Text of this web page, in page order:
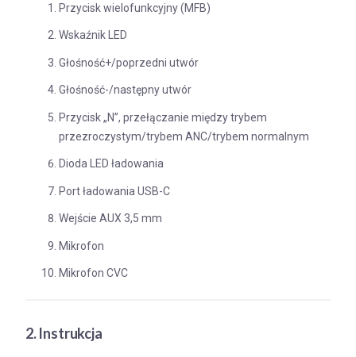
Przycisk wielofunkcyjny (MFB)
Wskaźnik LED
Głośność+/poprzedni utwór
Głośność-/następny utwór
Przycisk „N”, przełączanie między trybem
przezroczystym/trybem ANC/trybem normalnym
Dioda LED ładowania
Port ładowania USB-C
Wejście AUX 3,5 mm
Mikrofon
Mikrofon CVC
2. Instrukcja